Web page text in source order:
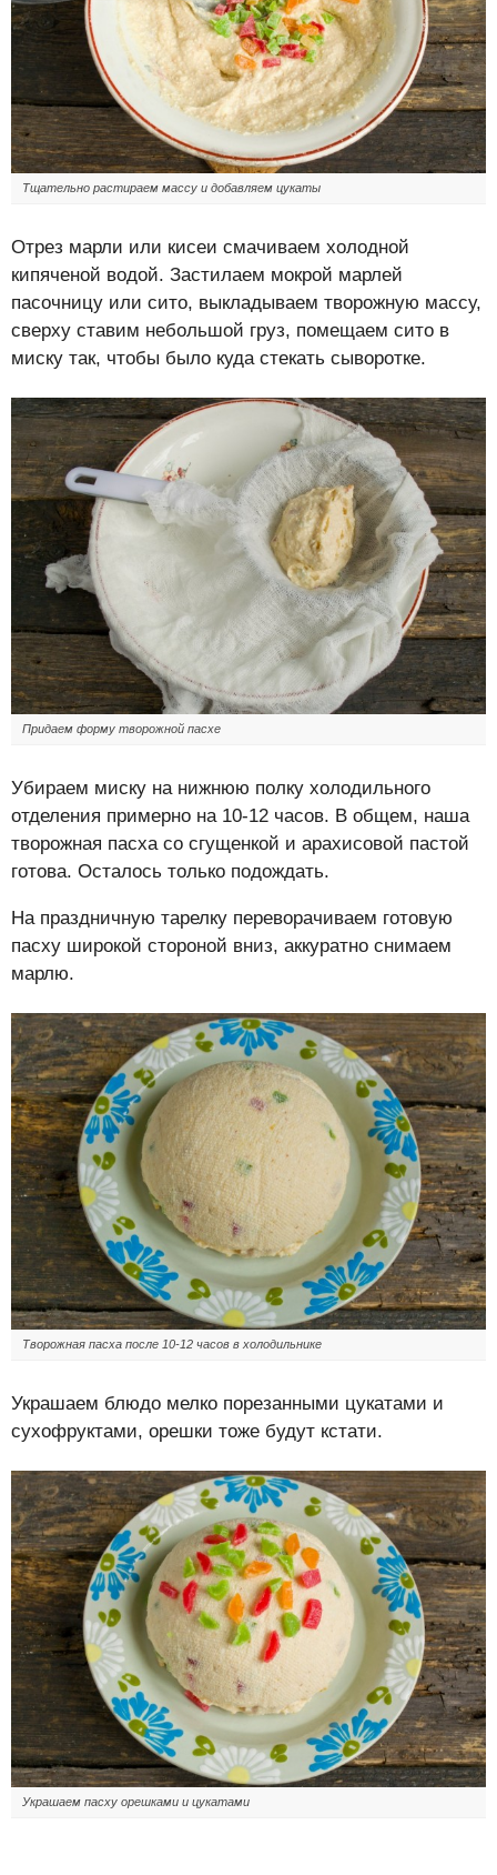
Тщательно растираем массу и добавляем цукаты
Отрез марли или кисеи смачиваем холодной
кипяченой водой. Застилаем мокрой марлей
пасочницу или сито, выкладываем творожную массу,
сверху ставим небольшой груз, помещаем сито в
миску так, чтобы было куда стекать сыворотке.
Придаем форму творожной пасхе
Убираем миску на нижнюю полку холодильного
отделения примерно на 10-12 часов. В общем, наша
творожная пасха со сгущенкой и арахисовой пастой
готова. Осталось только подождать.
На праздничную тарелку переворачиваем готовую
пасху широкой стороной вниз, аккуратно снимаем
марлю.
Творожная пасха после 10-12 часов в холодильнике
Украшаем блюдо мелко порезанными цукатами и
сухофруктами, орешки тоже будут кстати.
Украшаем пасху орешками и цукатами